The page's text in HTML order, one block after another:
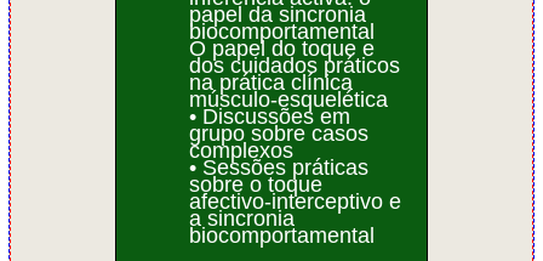
papel da sincronia
biocomportamental
O papel do toque e
dos cuidados práticos
na prática clínica
músculo-esquelética
• Discussões em
grupo sobre casos
complexos
• Sessões práticas
sobre o toque
afectivo-interceptivo e
a sincronia
biocomportamental